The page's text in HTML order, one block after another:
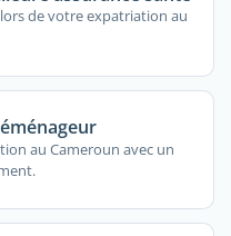
de votre expatriation au
au Cameroun avec un